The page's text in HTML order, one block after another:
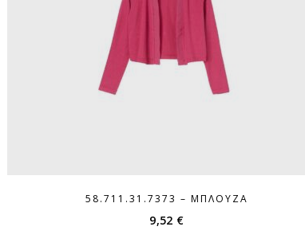
58.711.31.7373 – ΜΠΛΟΎΖΑ
9,52 €